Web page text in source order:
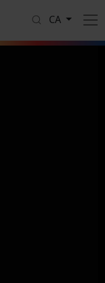
CA